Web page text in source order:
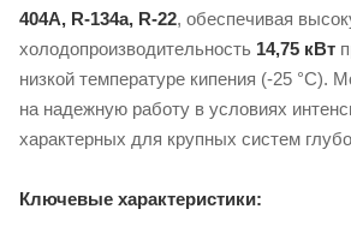
404A, R-134a, R-22, обеспечивая
холодопроизводительность 14,75 кВт
низкой температуре кипения (-25 °C).
на надежную работу в условиях
характерных для крупных систем
Ключевые характеристики: